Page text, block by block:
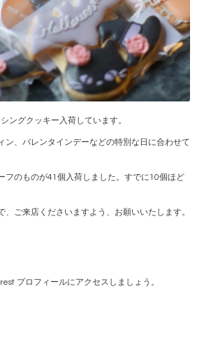
ングクッキー入荷しています。
ン、バレンタインデーなどの特別な日に合わせて
フのものが41個入荷しました。すでに10個ほど
、ご来店くださいますよう、お願いいたします。
プロフィールにアクセスしましょう。